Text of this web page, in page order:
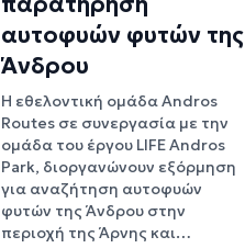
αυτοφυών φυτών της
Άνδρου
Η εθελοντική ομάδα Andros
Routes σε συνεργασία με την
ομάδα του έργου LIFE Andros
Park, διοργανώνουν εξόρμηση
για αναζήτηση αυτοφυών
φυτών της Άνδρου στην
περιοχή της Άρνης και…